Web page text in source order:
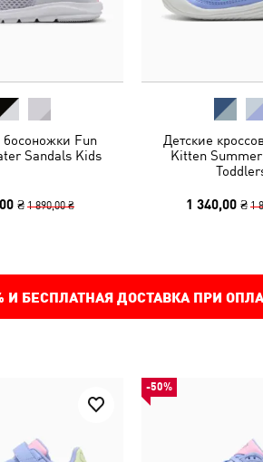
босоножки Fun
Sandals Kids
₴ 1 890,00 ₴
Детские
Kitten
1 340,00 ₴ 1
И БЕСПЛАТНАЯ ДОСТАВКА ПРИ
-50%